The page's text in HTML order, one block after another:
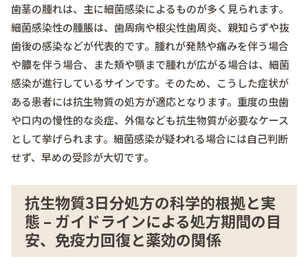
歯茎の腫れは、主に細菌感染によるものが多く見られます。
細菌感染性の腫脹は、歯周病や根尖性歯周炎、親知らずや抜
歯後の感染などが代表的です。腫れが発熱や痛みを伴う場合
や膿を伴う場合、また頬や顎まで腫れが広がる場合は、細菌
感染が進行しているサインです。そのため、こうした症状が
ある患者には抗生物質の処方が適応となります。重度の虫歯
や口内の慢性的な炎症、外傷なども抗生物質が必要なケース
として挙げられます。細菌感染が疑われる場合には自己判断
せず、早めの受診が大切です。
抗生物質3日分処方の科学的根拠と実
態 – ガイドラインによる処方期間の目
安、免疫力回復と薬効の関係